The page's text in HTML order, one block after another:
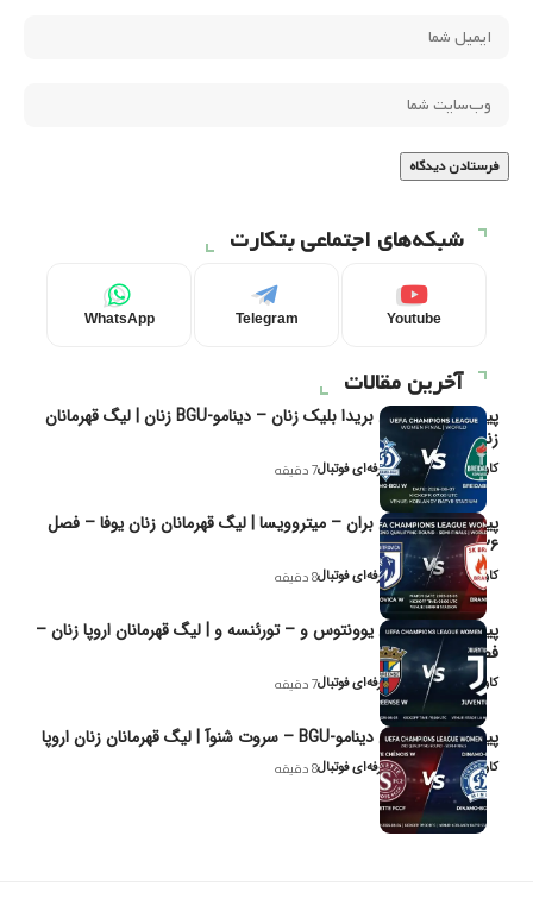
شبکه‌های اجتماعی بتکارت
Youtube
Telegram
WhatsApp
آخرین مقالات
پیش‌بینی و تحلیل بریدا بلیک زنان – دینامو-BGU زنان | لیگ قهرمانان
زنان یوفا
کاوه نیک‌فر، تحلیل‌گر حرفه‌ای فوتبال7 دقیقه
پیش‌بینی و تحلیل بران – میتروویسا | لیگ قهرمانان زنان یوفا – فصل
۲۰۲۶
کاوه نیک‌فر، تحلیل‌گر حرفه‌ای فوتبال8 دقیقه
پیش‌بینی و تحلیل یوونتوس و – تورئنسه و | لیگ قهرمانان اروپا زنان –
فصل ۲۰۲۶
کاوه نیک‌فر، تحلیل‌گر حرفه‌ای فوتبال7 دقیقه
پیش‌بینی و تحلیل دینامو-BGU – سروت شنوآ | لیگ قهرمانان زنان اروپا
کاوه نیک‌فر، تحلیل‌گر حرفه‌ای فوتبال8 دقیقه